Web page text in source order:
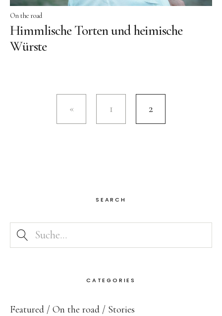
On the road
Himmlische Torten und heimische
Würste
1 2
SEARCH
CATEGORIES
Featured On the road Stories